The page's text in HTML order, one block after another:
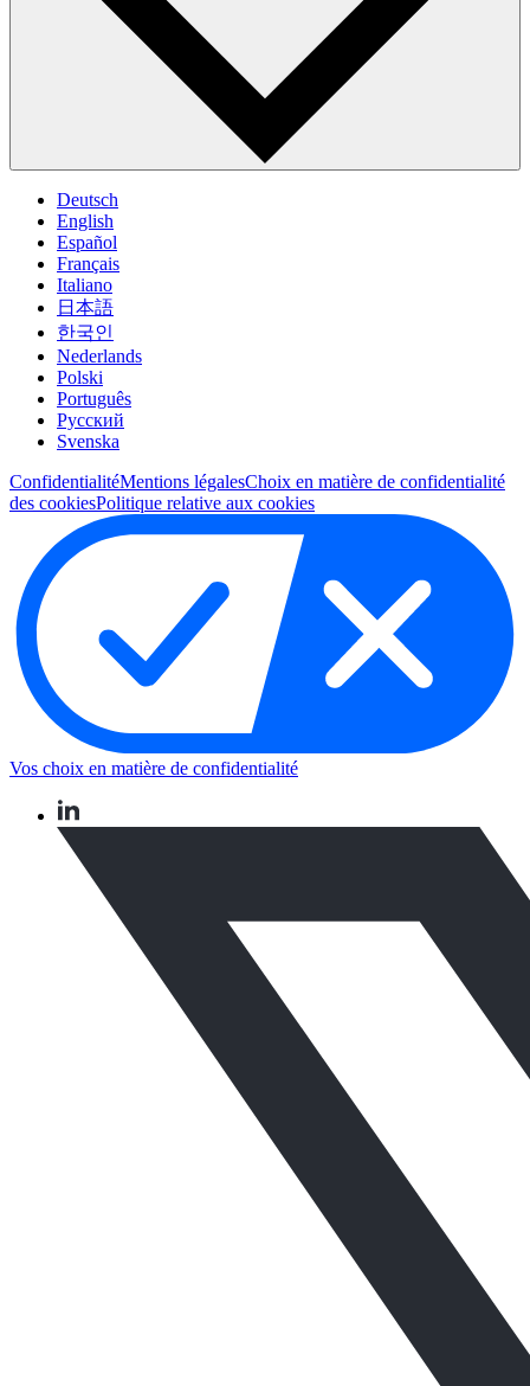
Deutsch
English
Español
Français
Italiano
日本語
한국인
Nederlands
Polski
Português
Pусский
Svenska
ConfidentialitéMentions légalesChoix en matière de confidentialité
des cookiesPolitique relative aux cookies
Vos choix en matière de confidentialité